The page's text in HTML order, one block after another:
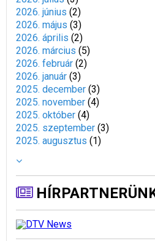
2026. június (2)
2026. május (3)
2026. április (2)
2026. március (5)
2026. február (2)
2026. január (3)
2025. december (3)
2025. november (4)
2025. október (4)
2025. szeptember (3)
2025. augusztus (1)